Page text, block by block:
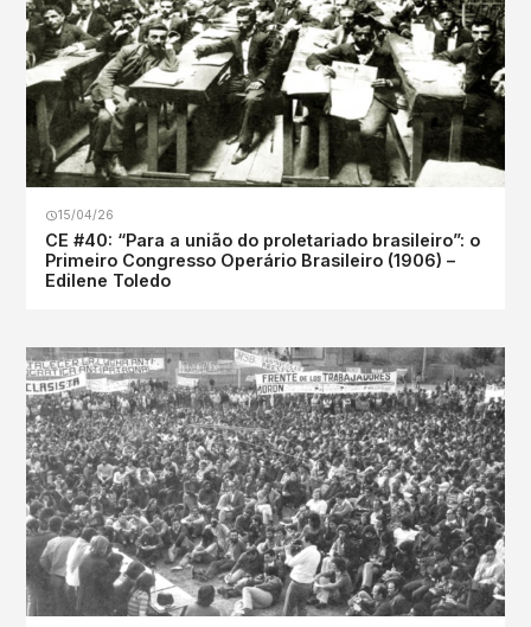
15/04/26
CE #40: “Para a união do proletariado brasileiro”: o
Primeiro Congresso Operário Brasileiro (1906) –
Edilene Toledo